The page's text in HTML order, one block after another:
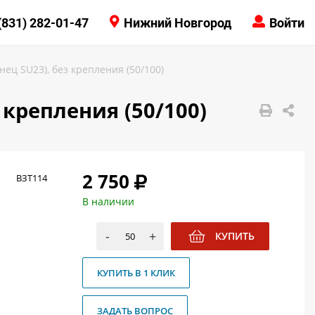
КОНТАКТЫ282-01-47 Нижний Новгород Войти
SU23), без крепления (50/100)
(50/100)
ВЗТ114 2 750
В наличии
- + КУПИТЬ
КУПИТЬ В 1 КЛИК
ЗАДАТЬ ВОПРОС